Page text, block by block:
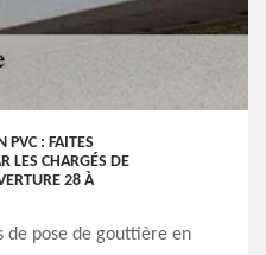
PVC : FAITES
LES CHARGÉS DE
28 À
de pose de gouttière en